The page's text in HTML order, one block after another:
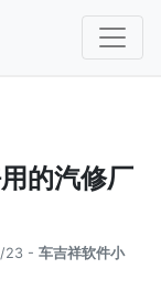
的汽修厂
23 - 车吉祥软件小